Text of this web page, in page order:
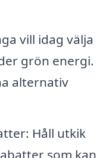
vill idag välja
grön energi.
alternativ
Håll utkik
som kan